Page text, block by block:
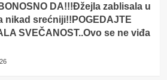
DA!!!Đžejla zablisala u
nikad srećniji!!POGEDAJTE
SVEČANOST..Ovo se ne viđa